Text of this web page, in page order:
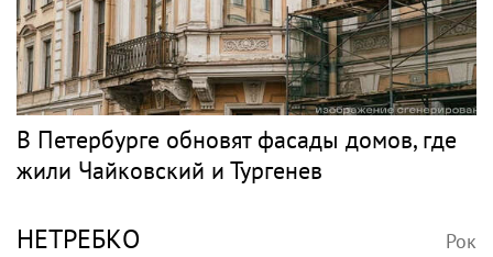
В Петербурге обновят фасады домов, где
жили Чайковский и Тургенев
НЕТРЕБКО Рок